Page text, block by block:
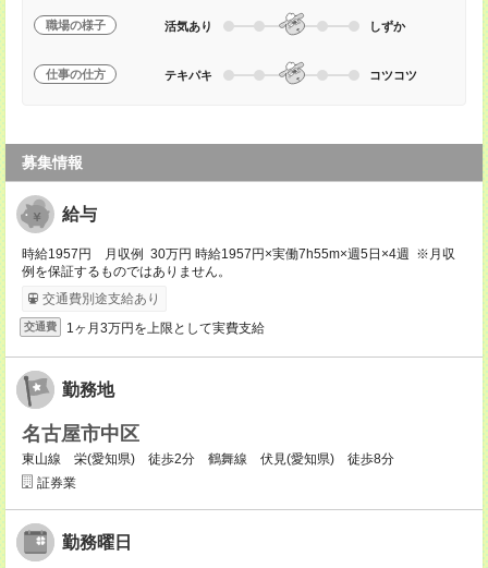
職場の様子 活気あり しずか
仕事の仕方 テキパキ コツコツ
募集情報
給与
時給1957円 月収例 30万円 時給1957円×実働7h55m×週5日×4週 ※月収
例を保証するものではありません。
交通費別途支給あり
交通費 1ヶ月3万円を上限として実費支給
勤務地
名古屋市中区
東山線 栄(愛知県) 徒歩2分 鶴舞線 伏見(愛知県) 徒歩8分
証券業
勤務曜日